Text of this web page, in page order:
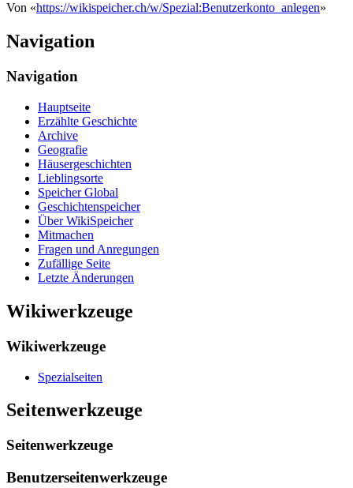
Von «https://wikispeicher.ch/w/Spezial:Benutzerkonto_anlegen»
Navigation
Navigation
Hauptseite
Erzählte Geschichte
Archive
Geografie
Häusergeschichten
Lieblingsorte
Speicher Global
Geschichtenspeicher
Über WikiSpeicher
Mitmachen
Fragen und Anregungen
Zufällige Seite
Letzte Änderungen
Wikiwerkzeuge
Wikiwerkzeuge
Spezialseiten
Seitenwerkzeuge
Seitenwerkzeuge
Benutzerseitenwerkzeuge